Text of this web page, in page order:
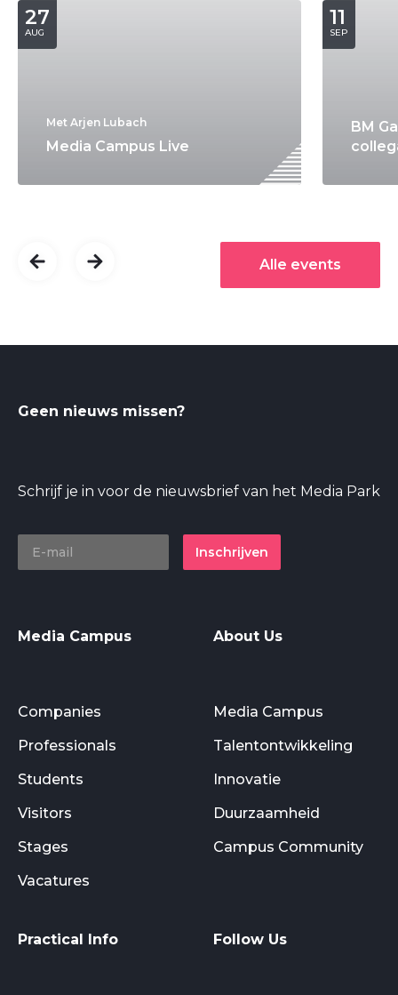
27
AUG
Met Arjen Lubach
Media Campus Live
11
SEP
BM
Alle events
Geen nieuws missen?
Schrijf je in voor de nieuwsbrief van het Media Park
Inschrijven
Media Campus
Companies
Professionals
Students
Visitors
Stages
Vacatures
About Us
Media Campus
Talentontwikkeling
Innovatie
Duurzaamheid
Campus Community
Practical Info Follow Us